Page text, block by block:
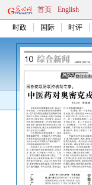
首页 English
时政 国际 时评